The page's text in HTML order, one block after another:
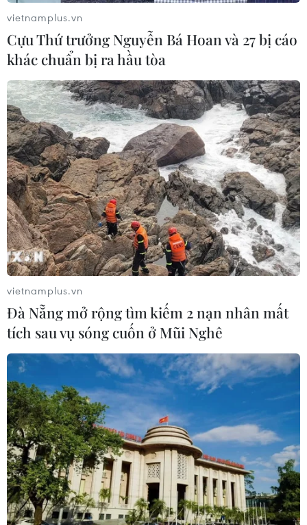
09/08/2026 08:25
Trung Quốc công bố kế hoạch phát
triển ngành hàng không dân dụng
09/08/2026 05:12
Giá gạo Việt Nam đi ngược xu hướng
với các nước xuất khẩu lớn
09/08/2026 04:23
Vận tải biển toàn cầu tăng mạnh bất
chấp căng thẳng địa chính trị
09/08/2026 02:06
Canada chạy đua đạt thỏa thuận
trước khi thuế quan mới của Mỹ có
hiệu lực
09/08/2026 02:03
Khoa học công nghệ sẽ trở thành
động lực mới của quan hệ Việt Nam-
Australia
09/08/2026 02:01
vietnamplus.vn
Cựu Thứ trưởng Nguyễn Bá Hoan và 27 bị cáo
khác chuẩn bị ra hầu tòa
vietnamplus.vn
Đà Nẵng mở rộng tìm kiếm 2 nạn nhân mất
tích sau vụ sóng cuốn ở Mũi Nghê